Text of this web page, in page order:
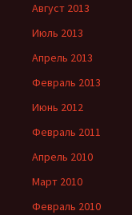
Август 2013
Июль 2013
Апрель 2013
Февраль 2013
Июнь 2012
Февраль 2011
Апрель 2010
Март 2010
Февраль 2010